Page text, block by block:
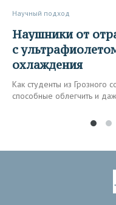
Научный подход
Наушники от отравлений, дверные ручки
с
охлаждения
Как студенты из Грозного
способные облегчить и